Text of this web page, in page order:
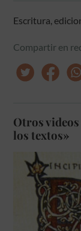
Escritura,
Compartir en
Otros
los textos»